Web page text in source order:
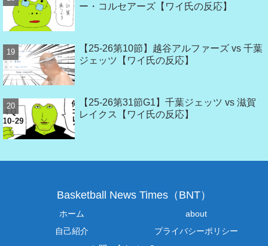
ー・コルセアーズ【ワイ氏の反応】
【25-26第10節】越谷アルファーズ vs 千葉
ジェッツ【ワイ氏の反応】
【25-26第31節G1】千葉ジェッツ vs 滋賀
レイクス【ワイ氏の反応】
Basketball News Times（BNT）
ホーム
about
自己紹介
プライバシーポリシー